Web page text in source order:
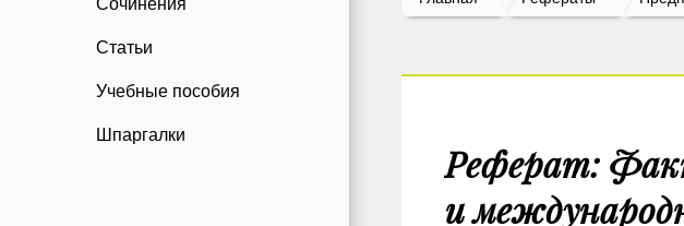
Сочинения
Статьи
Учебные пособия
Шпаргалки
Реферат:
и